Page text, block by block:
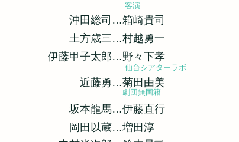
客演
沖田総司…箱崎貴司
土方歳三…村越勇一
伊藤甲子太郎…野々下孝
仙台シアターラボ
近藤勇…菊田由美
劇団無国籍
坂本龍馬…伊藤直行
岡田以蔵…増田淳